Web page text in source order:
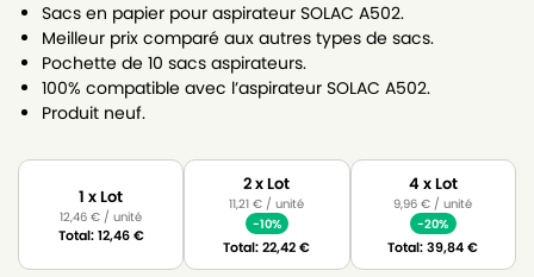
Sacs en papier pour aspirateur SOLAC A502.
Meilleur prix comparé aux autres types de sacs.
Pochette de 10 sacs aspirateurs.
100% compatible avec l’aspirateur SOLAC A502.
Produit neuf.
1 x Lot
12,46€ / unité
Total:12,46€
2 x Lot
11,21€ / unité
-10%
Total:22,42€
4 x Lot
9,96€ / unité
-20%
Total:39,84€